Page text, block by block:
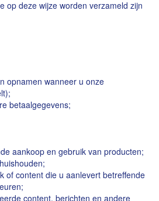
op deze wijze worden verzameld zijn
opnamen wanneer u onze
betaalgegevens;
aankoop en gebruik van producten;
of content die u aanlevert betreffende
content, berichten en andere